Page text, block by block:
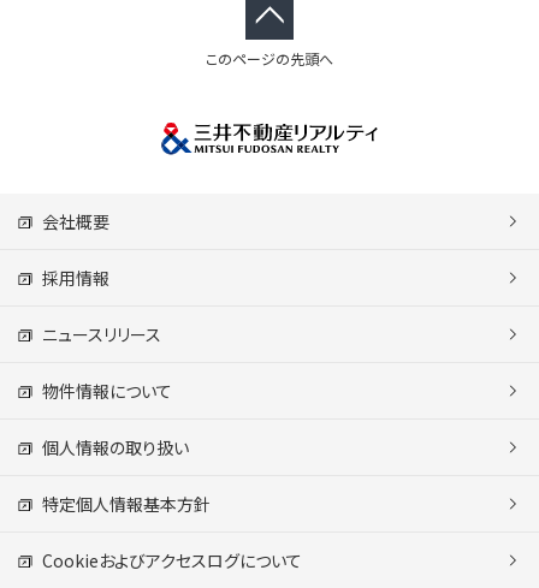
このページの先頭へ
会社概要
採用情報
ニュースリリース
物件情報について
個人情報の取り扱い
特定個人情報基本方針
Cookieおよびアクセスログについて